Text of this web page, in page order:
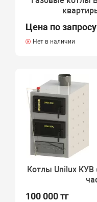
Цена по запросу
Нет в наличии
Котлы Unilux КУВ
100 000 тг